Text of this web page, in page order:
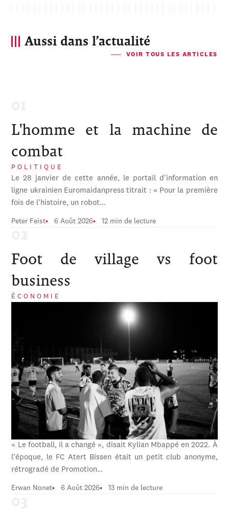
Aussi dans l’actualité
VOIR TOUS LES ARTICLES
L'homme et la machine de
combat
POLITIQUE
Le 28 janvier de cette année, le portail d'information en
ligne ukrainien Euromaidanpress titrait : « Pour la première
fois de l'histoire, un robot…
Peter Feist 6 Août 2026 12 min de lecture
Foot de village vs foot
business
ÉCONOMIE
« Le football, il a changé », disait Kylian Mbappé en 2022. À
l’époque, le FC Atert Bissen était un petit club anonyme,
rétrogradé de Promotion…
Erwan Nonet 6 Août 2026 13 min de lecture